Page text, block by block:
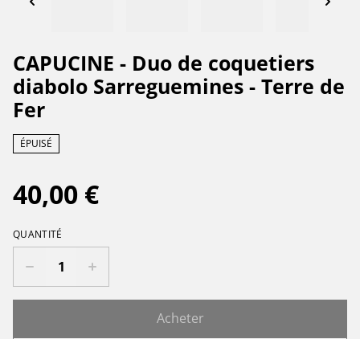
CAPUCINE - Duo de coquetiers
diabolo Sarreguemines - Terre de
Fer
ÉPUISÉ
40,00 €
QUANTITÉ
Acheter